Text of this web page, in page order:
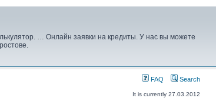
… Онлайн заявки на кредиты. У нас вы можете
FAQ Search
It is currently 27.03.2012